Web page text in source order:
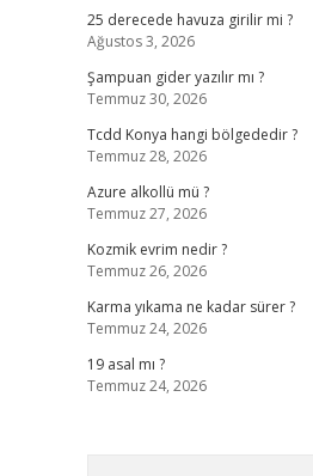
25 derecede havuza girilir mi ?
Ağustos 3, 2026
Şampuan gider yazılır mı ?
Temmuz 30, 2026
Tcdd Konya hangi bölgededir ?
Temmuz 28, 2026
Azure alkollü mü ?
Temmuz 27, 2026
Kozmik evrim nedir ?
Temmuz 26, 2026
Karma yıkama ne kadar sürer ?
Temmuz 24, 2026
19 asal mı ?
Temmuz 24, 2026